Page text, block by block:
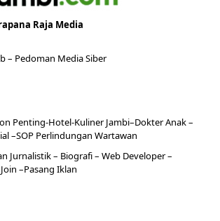
Raja Media
– Pedoman Media Siber
Penting-Hotel-KulinerJambi–DokterAnak –
–SOP Perlindungan Wartawan
Jurnalistik – Biografi– Web Developer–
–Pasang Iklan